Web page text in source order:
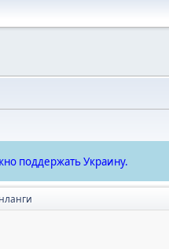
поддержать Украину.